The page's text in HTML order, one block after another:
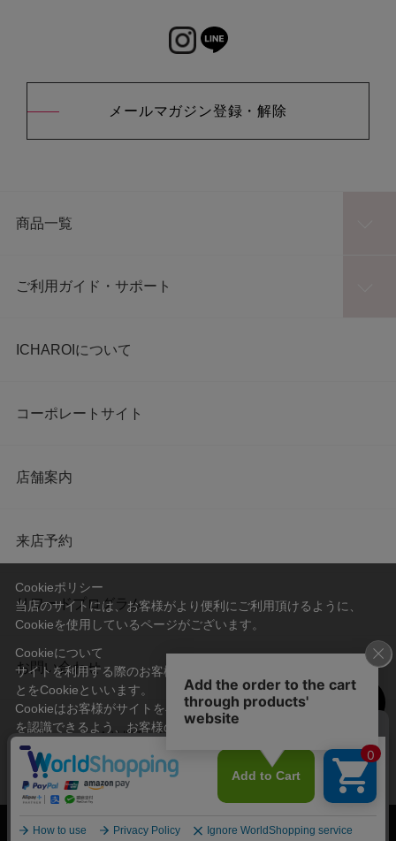
メールマガジン登録・解除
商品一覧
ご利用ガイド・サポート
ICHAROIについて
コーポレートサイト
店舗案内
来店予約
リワードプログラム
お問い合わせ
会社概要
利用規約 特定商取引法に基づく表記
© Imayo & Co.,Ltd
Cookieポリシー
当店のサイトには、お客様がより便利にご利用頂けるように、
Cookieを使用しているページがございます。
Cookieについて
サイトを利用する際のお客様情報をPC上で記録管理する技術のこ
とをCookieといいます。
Cookieはお客様がサイトを再訪問された際に、お客様のデバイス
を認識できるよう、お客様のデバイス間からサーバーへ送り返さ
れます。
なお、Cookieに保存されている情報のみで、お客様個人を特定す
ることはできません。
承諾する